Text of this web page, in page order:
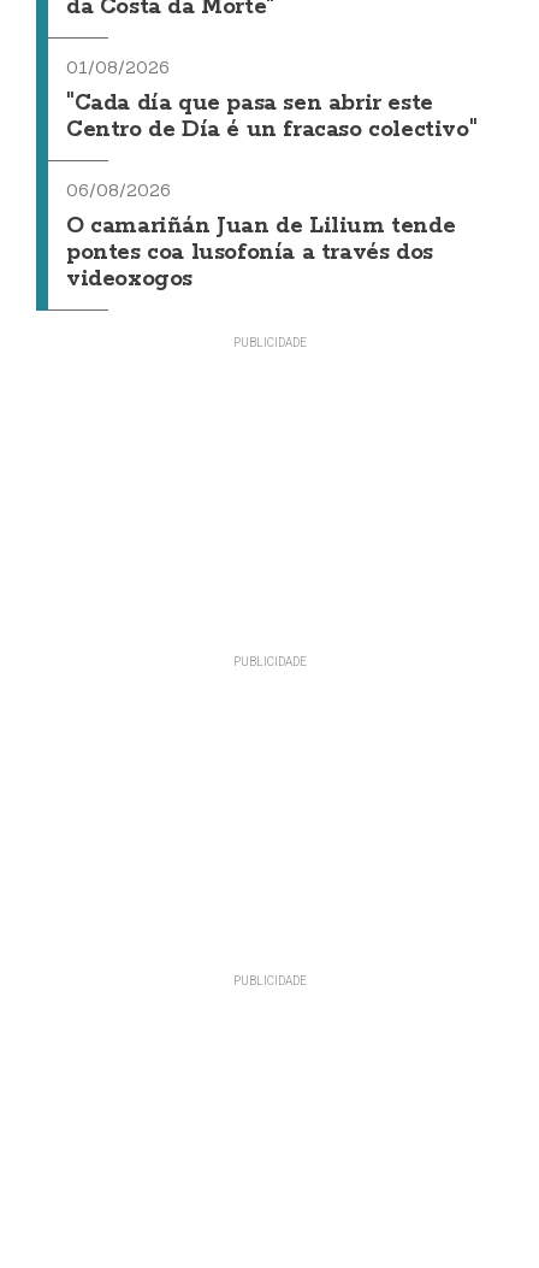
da Costa da Morte"
01/08/2026
"Cada día que pasa sen abrir este
Centro de Día é un fracaso colectivo"
06/08/2026
O camariñán Juan de Lilium tende
pontes coa lusofonía a través dos
videoxogos